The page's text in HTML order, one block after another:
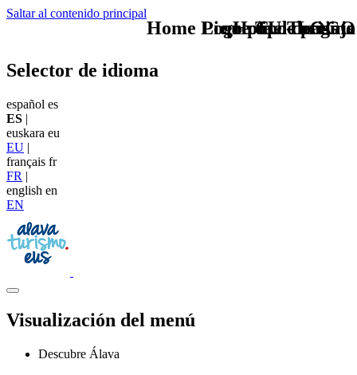
Saltar al contenido principal
TU - LOGO
Selector de idioma
español es
ES |
euskara eu
EU |
français fr
FR |
english en
EN
Visualización del menú
Descubre Álava
que tipo de viaje
Home Logo pie de página
Pie Home Turismo